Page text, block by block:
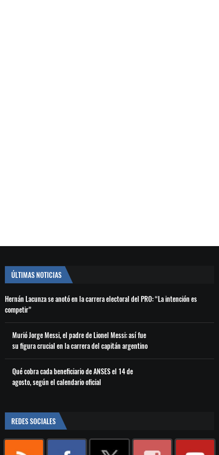
ÚLTIMAS NOTICIAS
Hernán Lacunza se anotó en la carrera electoral del PRO: “La intención es
competir”
Murió Jorge Messi, el padre de Lionel Messi: así fue
su figura crucial en la carrera del capitán argentino
Qué cobra cada beneficiario de ANSES el 14 de
agosto, según el calendario oficial
REDES SOCIALES